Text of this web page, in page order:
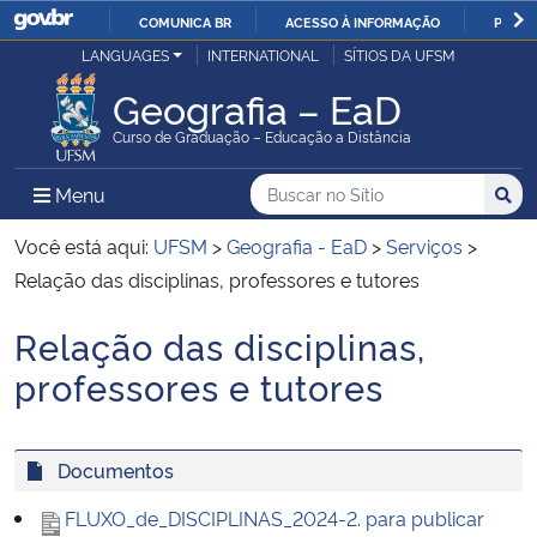
IR
O
COMUNICA BR ACESSO À INFORMAÇÃO
Ministério da Justiça e Segurança Pública
Ministério da Defesa
Ministério das Relações Exteriores
Ministério da Infraestrutura
LANGUAGES INTERNATIONAL SÍTIOS DA UFSM
Geografia – EaD
Curso de Graduação – Educação a Distância
Menu Menu Principal do Sítio
Busca
Buscar no no Sítio
Busca:
Você está aqui: UFSM >Geografia - EaD >Serviços >
Relação das disciplinas, professores e tutores
Início do conteúdo
Relação das disciplinas,
professores e tutores
Documentos
FLUXO_de_DISCIPLINAS_2024-2. para publicar